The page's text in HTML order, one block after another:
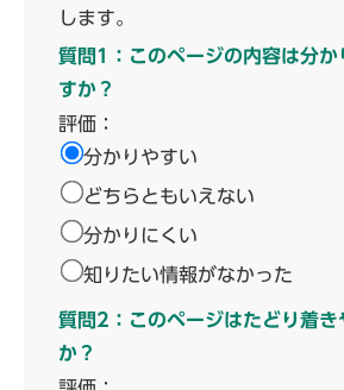
します。
質問1：このページの内容は分か
すか？
評価：
分かりやすい
どちらともいえない
分かりにくい
知りたい情報がなかった
質問2：このページはたどり着き
か？